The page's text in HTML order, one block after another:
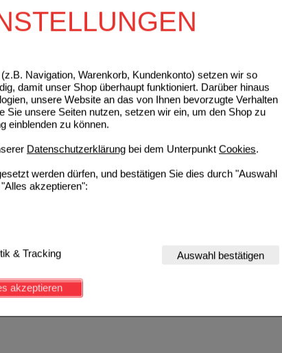
Navigation, Warenkorb, Kundenkonto) setzen wir so
damit unser Shop überhaupt funktioniert. Darüber hinaus
unsere Website an das von Ihnen bevorzugte Verhalten
Sie unsere Seiten nutzen, setzen wir ein, um den Shop zu
einblenden zu können.
Datenschutzerklärung bei dem Unterpunkt Cookies.
werden dürfen, und bestätigen Sie dies durch "Auswahl
akzeptieren":
die für die Grundfunktionen unserer Website
weshalb auf diese nicht verzichtet werden kann.
noch ansprechender zu gestalten,
oder unsere Seite an bevorzugte Verhaltensweisen (z.B.
& Tracking Auswahl bestätigen
akzeptieren